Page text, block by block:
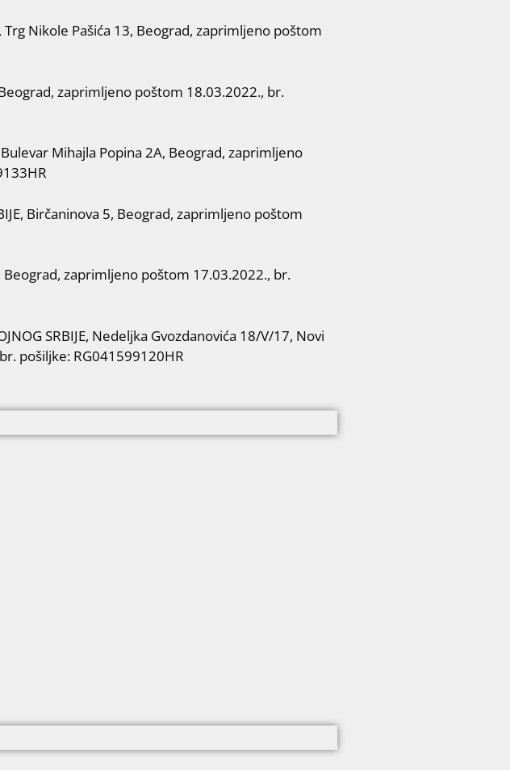
Trg Nikole Pašića 13, Beograd, zaprimljeno poštom
zaprimljeno poštom 18.03.2022., br.
Bulevar Mihajla Popina 2A, Beograd, zaprimljeno
Birčaninova 5, Beograd, zaprimljeno poštom
Beograd, zaprimljeno poštom 17.03.2022., br.
SRBIJE, Nedeljka Gvozdanovića 18/V/17, Novi
pošiljke: RG041599120HR